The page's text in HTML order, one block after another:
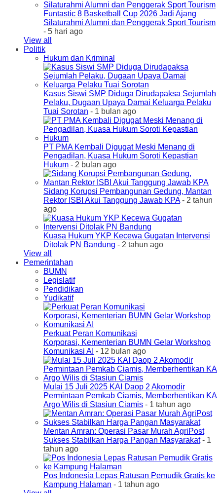
Funtastic 8 Basketball Cup 2026 Jadi Ajang
Silaturahmi Alumni dan Penggerak Sport Tourism
- 5 hari ago
View all
Politik
Hukum dan Kriminal
Kasus Siswi SMP Diduga Dirudapaksa Sejumlah
Pelaku, Dugaan Upaya Damai Keluarga Pelaku
Tuai Sorotan - 1 bulan ago
PT PMA Kembali Digugat Meski Menang di
Pengadilan, Kuasa Hukum Soroti Kepastian
Hukum - 2 bulan ago
Sidang Korupsi Pembangunan Gedung, Mantan
Rektor ISBI Akui Tanggung Jawab KPA- 2 tahun
ago
Kuasa Hukum YKP Kecewa Gugatan Intervensi
Ditolak PN Bandung - 2 tahun ago
View all
Pemerintahan
BUMN
Legislatif
Pendidikan
Yudikatif
Perkuat Peran Komunikasi
Korporasi, Kementerian BUMN Gelar Workshop
Komunikasi AI - 12 bulan ago
Mulai 15 Juli 2025 KAI Daop 2 Akomodir
Permintaan Pemkab Ciamis, Memberhentikan KA
Argo Wilis di Stasiun Ciamis - 1 tahun ago
Mentan Amran: Operasi Pasar Murah AgriPost
Sukses Stabilkan Harga Pangan Masyarakat- 1
tahun ago
Pos Indonesia Lepas Ratusan Pemudik Gratis ke
Kampung Halaman - 1 tahun ago